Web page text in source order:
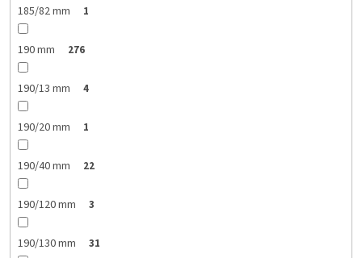
185/82 mm 1
190 mm 276
190/13 mm 4
190/20 mm 1
190/40 mm 22
190/120 mm 3
190/130 mm 31